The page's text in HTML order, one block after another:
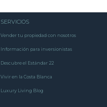
SERVICIOS
Vender tu propiedad con nosotros
Información para inversionistas
Descubre el Estándar 22
Vivir en la Costa Blanca
Luxury Living Blog